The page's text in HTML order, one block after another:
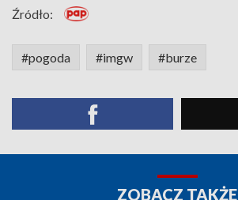
Źródło:
#pogoda #imgw #burze
ZOBACZ TAKŻE